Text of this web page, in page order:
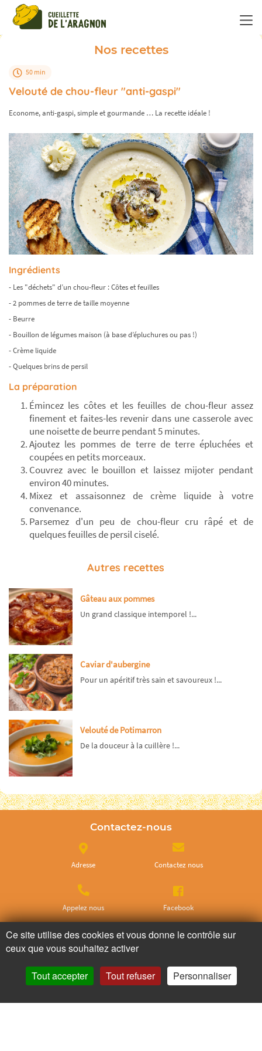
Nos recettes
50 min
Velouté de chou-fleur "anti-gaspi"
Econome, anti-gaspi, simple et gourmande … La recette idéale !
Ingrédients
- Les "déchets" d’un chou-fleur : Côtes et feuilles
- 2 pommes de terre de taille moyenne
- Beurre
- Bouillon de légumes maison (à base d’épluchures ou pas !)
- Crème liquide
- Quelques brins de persil
La préparation
Émincez les côtes et les feuilles de chou-fleur assez
finement et faites-les revenir dans une casserole avec
une noisette de beurre pendant 5 minutes.
Ajoutez les pommes de terre de terre épluchées et
coupées en petits morceaux.
Couvrez avec le bouillon et laissez mijoter pendant
environ 40 minutes.
Mixez et assaisonnez de crème liquide à votre
convenance.
Parsemez d'un peu de chou-fleur cru râpé et de
quelques feuilles de persil ciselé.
Autres recettes
Gâteau aux pommes
Un grand classique intemporel !...
Caviar d'aubergine
Pour un apéritif très sain et savoureux !...
Velouté de Potimarron
De la douceur à la cuillère !...
Contactez-nous
Adresse Contactez nous
Appelez nous Facebook
Instagram
Ne ratez plus rien,
Abonnez-vous à notre newsletter
Panneau de gestion des cookies
Ce site utilise des cookies et vous donne le contrôle sur
ceux que vous souhaitez activer
Tout accepter Tout refuser Personnaliser